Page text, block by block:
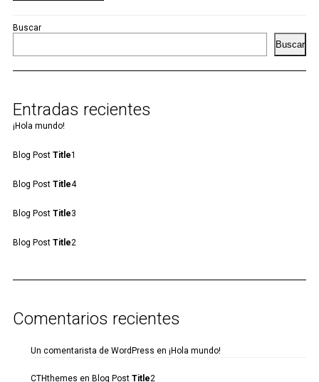
Buscar
Buscar
Entradas recientes
¡Hola mundo!
Blog Post Title1
Blog Post Title4
Blog Post Title3
Blog Post Title2
Comentarios recientes
Un comentarista de WordPress en ¡Hola mundo!
CTHthemes en Blog Post Title2